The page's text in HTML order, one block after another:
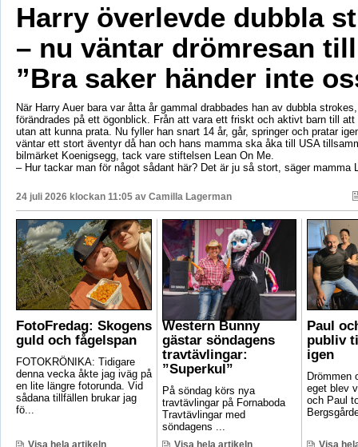
Harry överlevde dubbla
– nu väntar drömresan
”Bra saker händer inte
När Harry Auer bara var åtta år gammal drabbades han av dubbla
förändrades på ett ögonblick. Från att vara ett friskt och aktivt barn till
utan att kunna prata. Nu fyller han snart 14 år, går, springer och pratar
väntar ett stort äventyr då han och hans mamma ska åka till USA
bilmärket Koenigsegg, tack vare stiftelsen Lean On Me.
– Hur tackar man för något sådant här? Det är ju så stort, säger mamma
24 juli 2026 klockan 11:05 av Camilla Lagerman
FotoFredag: Skogens
guld och fågelspan
FOTOKRÖNIKA: Tidigare
denna vecka åkte jag iväg på
en lite längre fotorunda. Vid
sådana tillfällen brukar jag
fö...
Visa hela artikeln
Western Bunny
gästar söndagens
travtävlingar:
”Superkul”
På söndag körs nya
travtävlingar på Fornaboda
Travtävlingar med
söndagens ...
Visa hela artikeln
Paul
publiv
igen
Drömmen
eget blev
och Paul
Visa